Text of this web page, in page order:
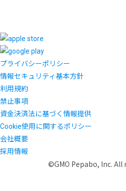
プライバシーポリシー
情報セキュリティ基本方針
利用規約
禁止事項
資金決済法に基づく情報提供
Cookie使用に関するポリシー
会社概要
採用情報
©GMO Pepabo, Inc.